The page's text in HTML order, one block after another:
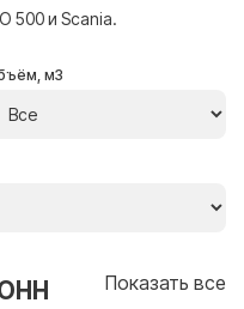
500 и Scania.
м3
Показать все